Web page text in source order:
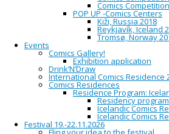
Comics
POP UP -Comics Centers
Kiži, Russia 2018
Reykjavík, Iceland
Tromsø, Norway
Events
Comics Gallery!
Exhibition application
Drink’N’Draw
International Comics Residence
Comics Residences
Residence Program:
Residency
Icelandic Comics
Icelandic Comics
Festival 19.-22.11.2026
13-18 Pientä purtavaa, tanssia ja
KONST O DELI kahvilassa
15:00 Reijo Valta esittelee O. Jauhiaisen
Suomalaista käsitelleen näyttelyn teokset
14-16:30 Signeeraukset
14 :00 Aapo Kukko: Aave Stream Cityssä
14:30 Mari Ahokoivu: Talviunta 3. osa
15:00 Søren Mosdal: Søren Mosdal &
Nissinen: Dead Genesis Split Series #